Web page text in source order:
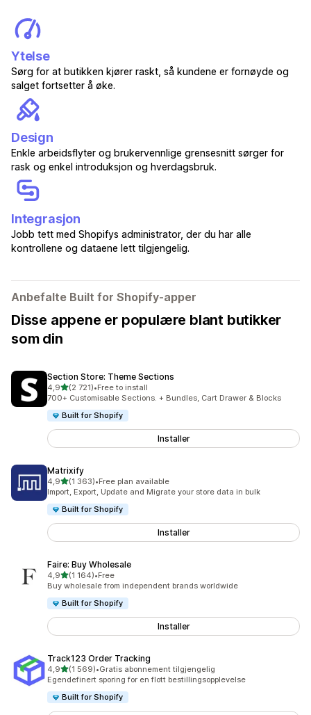
Ytelse
Sørg for at butikken kjører raskt, så kundene er fornøyde og
salget fortsetter å øke.
Design
Enkle arbeidsflyter og brukervennlige grensesnitt sørger for
rask og enkel introduksjon og hverdagsbruk.
Integrasjon
Jobb tett med Shopifys administrator, der du har alle
kontrollene og dataene lett tilgjengelig.
Anbefalte Built for Shopify-apper
Disse appene er populære blant butikker
som din
Section Store: Theme Sections
4,9av 5 stjerner
(2 721)
Totalt 2721 omtaler
•Free to install
700+ Customisable Sections. + Bundles, Cart Drawer & Blocks
Built for Shopify
Installer
Matrixify
4,9av 5 stjerner
(1 363)
Totalt 1363 omtaler
•Free plan available
Import, Export, Update and Migrate your store data in bulk
Built for Shopify
Installer
Faire: Buy Wholesale
4,9av 5 stjerner
(1 164)
Totalt 1164 omtaler
•Free
Buy wholesale from independent brands worldwide
Built for Shopify
Installer
Track123 Order Tracking
4,9av 5 stjerner
(1 569)
Totalt 1569 omtaler
•Gratis abonnement tilgjengelig
Egendefinert sporing for en flott bestillingsopplevelse
Built for Shopify